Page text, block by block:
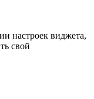
настроек виджета,
свой